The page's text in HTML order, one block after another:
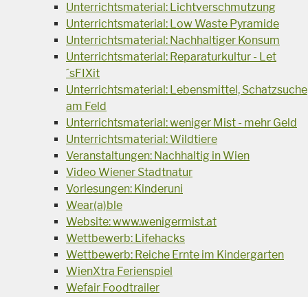
Unterrichtsmaterial: Lichtverschmutzung
Unterrichtsmaterial: Low Waste Pyramide
Unterrichtsmaterial: Nachhaltiger Konsum
Unterrichtsmaterial: Reparaturkultur - Let
´sFIXit
Unterrichtsmaterial: Lebensmittel, Schatzsuche
am Feld
Unterrichtsmaterial: weniger Mist - mehr Geld
Unterrichtsmaterial: Wildtiere
Veranstaltungen: Nachhaltig in Wien
Video Wiener Stadtnatur
Vorlesungen: Kinderuni
Wear(a)ble
Website: www.wenigermist.at
Wettbewerb: Lifehacks
Wettbewerb: Reiche Ernte im Kindergarten
WienXtra Ferienspiel
Wefair Foodtrailer